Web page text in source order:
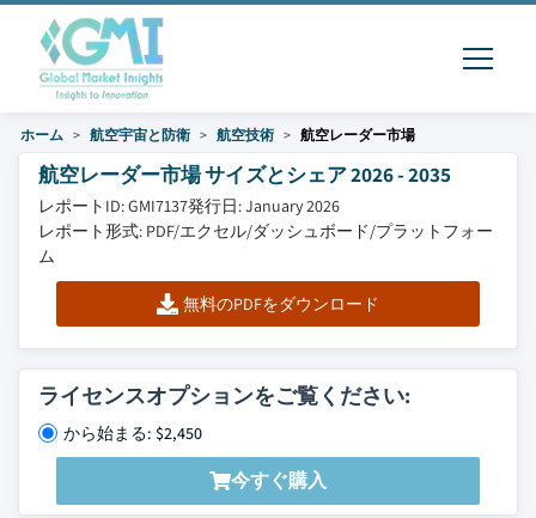
ホーム 航空宇宙と防衛 航空技術 航空レーダー市場
航空レーダー市場 サイズとシェア 2026 - 2035
レポートID: GMI7137発行日: January 2026
レポート形式: PDF/エクセル/ダッシュボード/プラットフォー
ム
無料のPDFをダウンロード
ライセンスオプションをご覧ください:
から始まる: $2,450
今すぐ購入